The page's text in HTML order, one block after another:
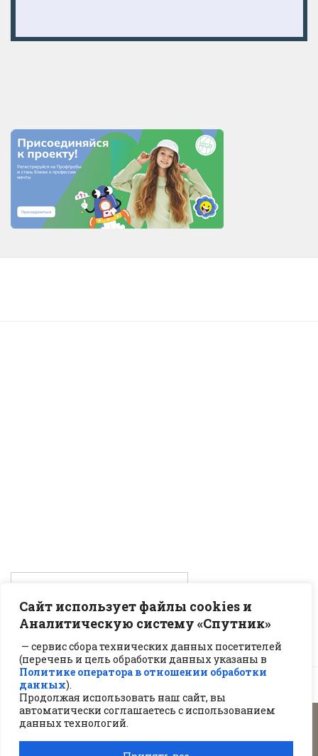
Сайт использует файлы cookies и
Аналитическую систему «Спутник»
— сервис сбора технических данных посетителей
(перечень и цель обработки данных указаны в
Политике оператора в отношении обработки
данных).
Продолжая использовать наш сайт, вы
автоматически соглашаетесь с использованием
данных технологий.
2026 © Сайт под управлениемЦОП "ЮРИС"